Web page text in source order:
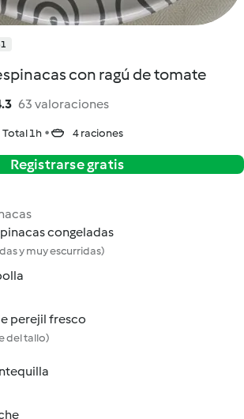
con ragú de tomate
63 valoraciones
Total 1h 4 raciones
Registrarse gratis
congeladas
y muy escurridas)
perejil fresco
del tallo)